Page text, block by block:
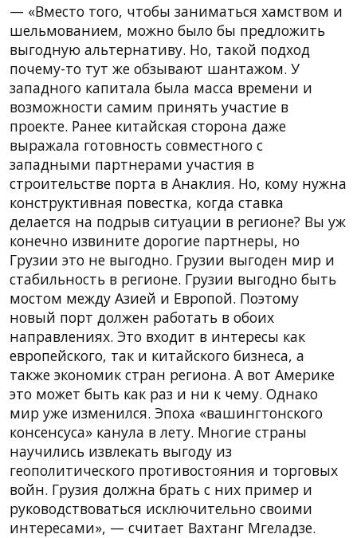
— «Вместо того, чтобы заниматься хамством и
шельмованием, можно было бы предложить
выгодную альтернативу. Но, такой подход
почему-то тут же обзывают шантажом. У
западного капитала была масса времени и
возможности самим принять участие в
проекте. Ранее китайская сторона даже
выражала готовность совместного с
западными партнерами участия в
строительстве порта в Анаклия. Но, кому нужна
конструктивная повестка, когда ставка
делается на подрыв ситуации в регионе? Вы уж
конечно извините дорогие партнеры, но
Грузии это не выгодно. Грузии выгоден мир и
стабильность в регионе. Грузии выгодно быть
мостом между Азией и Европой. Поэтому
новый порт должен работать в обоих
направлениях. Это входит в интересы как
европейского, так и китайского бизнеса, а
также экономик стран региона. А вот Америке
это может быть как раз и ни к чему. Однако
мир уже изменился. Эпоха «вашингтонского
консенсуса» канула в лету. Многие страны
научились извлекать выгоду из
геополитического противостояния и торговых
войн. Грузия должна брать с них пример и
руководствоваться исключительно своими
интересами», — считает Вахтанг Мгеладзе.